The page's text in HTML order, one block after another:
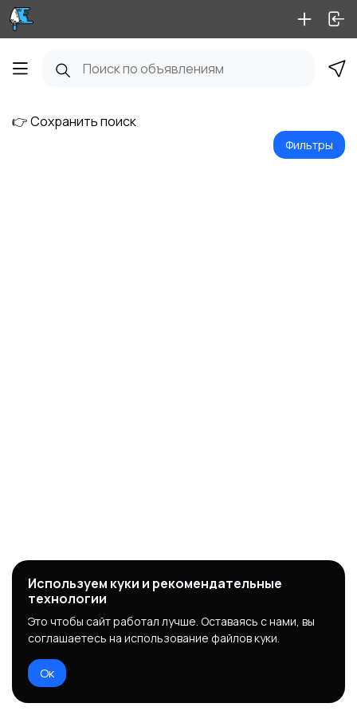
👉 Сохранить поиск
Фильтры
Используем куки и рекомендательные
технологии
Это чтобы сайт работал лучше. Оставаясь с нами, вы
соглашаетесь на использование файлов куки.
Ок